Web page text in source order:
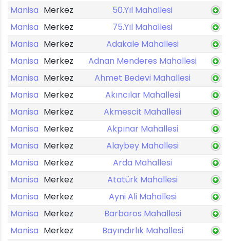
Manisa Merkez
50.Yıl Mahallesi
Manisa Merkez
75.Yıl Mahallesi
Manisa Merkez
Adakale Mahallesi
Manisa Merkez
Adnan Menderes Mahallesi
Manisa Merkez
Ahmet Bedevi Mahallesi
Manisa Merkez
Akıncılar Mahallesi
Manisa Merkez
Akmescit Mahallesi
Manisa Merkez
Akpınar Mahallesi
Manisa Merkez
Alaybey Mahallesi
Manisa Merkez
Arda Mahallesi
Manisa Merkez
Atatürk Mahallesi
Manisa Merkez
Ayni Ali Mahallesi
Manisa Merkez
Barbaros Mahallesi
Manisa Merkez
Bayındırlık Mahallesi